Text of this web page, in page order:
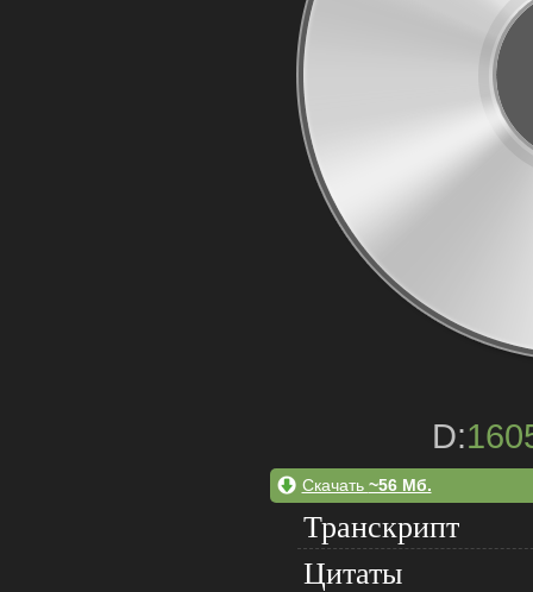
D:
Скачать ~56 Мб.
Транскрипт
Цитаты